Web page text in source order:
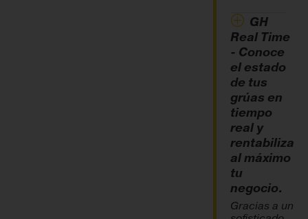
GH
Real Time
- Conoce
el estado
de tus
grúas en
tiempo
real y
rentabiliza
al máximo
tu
negocio.
Gracias a un